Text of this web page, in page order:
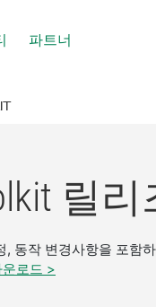
파트너
릴
동작 변경사항을 포함
로드 >